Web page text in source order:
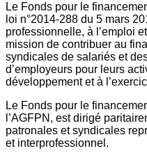
Le Fonds pour le
loi n°2014-288 du 5 mars
professionnelle, à l’emploi
mission de contribuer au
syndicales de salariés et
d’employeurs pour leurs
développement et à
Le Fonds pour le
l’AGFPN, est dirigé
patronales et syndicales
et interprofessionnel.